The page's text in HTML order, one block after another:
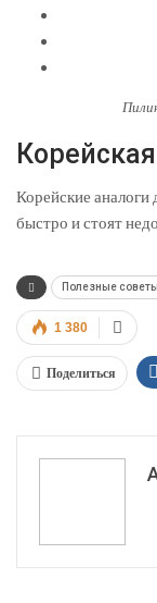
Корейские
быстро и стоят
Полезные советы
1 380
Поделиться
Эл. адрес